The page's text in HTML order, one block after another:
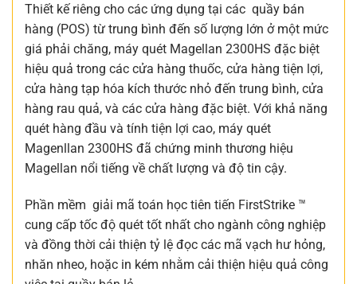
Thiết kế riêng cho các ứng dụng tại các quầy bán
hàng (POS) từ trung bình đến số lượng lớn ở một mức
giá phải chăng, máy quét Magellan 2300HS đặc biệt
hiệu quả trong các cửa hàng thuốc, cửa hàng tiện lợi,
cửa hàng tạp hóa kích thước nhỏ đến trung bình, cửa
hàng rau quả, và các cửa hàng đặc biệt. Với khả năng
quét hàng đầu và tính tiện lợi cao, máy quét
Magenllan 2300HS đã chứng minh thương hiệu
Magellan nổi tiếng về chất lượng và độ tin cậy.
Phần mềm giải mã toán học tiên tiến FirstStrike ™
cung cấp tốc độ quét tốt nhất cho ngành công nghiệp
và đồng thời cải thiện tỷ lệ đọc các mã vạch hư hỏng,
nhăn nheo, hoặc in kém nhằm cải thiện hiệu quả công